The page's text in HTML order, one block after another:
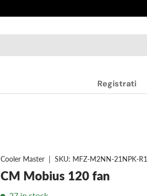
Registrati
Cooler Master | SKU: MFZ-M2NN-21NPK-R1
CM Mobius 120 fan